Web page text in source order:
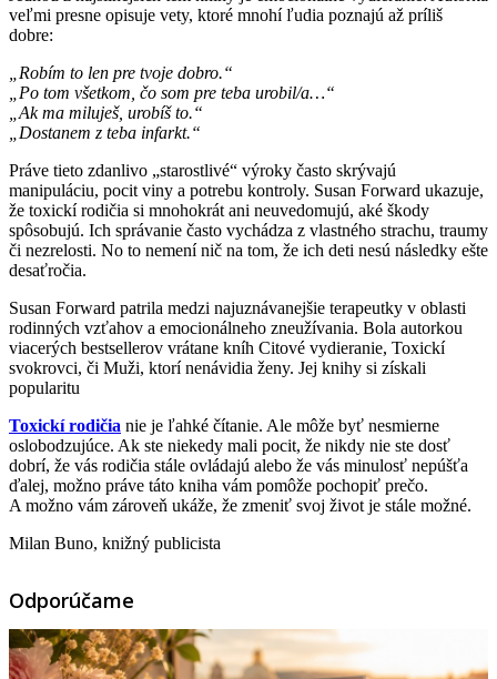
veľmi presne opisuje vety, ktoré mnohí ľudia poznajú až príliš
dobre:
„Robím to len pre tvoje dobro.“
„Po tom všetkom, čo som pre teba urobil/a…“
„Ak ma miluješ, urobíš to.“
„Dostanem z teba infarkt.“
Práve tieto zdanlivo „starostlivé“ výroky často skrývajú
manipuláciu, pocit viny a potrebu kontroly. Susan Forward ukazuje,
že toxickí rodičia si mnohokrát ani neuvedomujú, aké škody
spôsobujú. Ich správanie často vychádza z vlastného strachu, traumy
či nezrelosti. No to nemení nič na tom, že ich deti nesú následky ešte
desaťročia.
Susan Forward patrila medzi najuznávanejšie terapeutky v oblasti
rodinných vzťahov a emocionálneho zneužívania. Bola autorkou
viacerých bestsellerov vrátane kníh Citové vydieranie, Toxickí
svokrovci, či Muži, ktorí nenávidia ženy. Jej knihy si získali
popularitu
Toxickí rodičia nie je ľahké čítanie. Ale môže byť nesmierne
oslobodzujúce. Ak ste niekedy mali pocit, že nikdy nie ste dosť
dobrí, že vás rodičia stále ovládajú alebo že vás minulosť nepúšťa
ďalej, možno práve táto kniha vám pomôže pochopiť prečo.
A možno vám zároveň ukáže, že zmeniť svoj život je stále možné.
Milan Buno, knižný publicista
Odporúčame